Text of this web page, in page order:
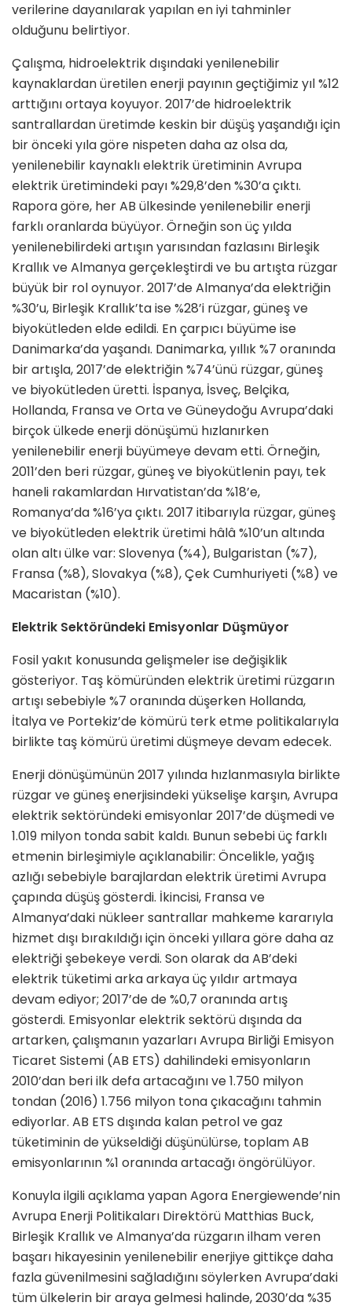
verilerine dayanılarak yapılan en iyi tahminler
olduğunu belirtiyor.
Çalışma, hidroelektrik dışındaki yenilenebilir
kaynaklardan üretilen enerji payının geçtiğimiz yıl %12
arttığını ortaya koyuyor. 2017’de hidroelektrik
santrallardan üretimde keskin bir düşüş yaşandığı için
bir önceki yıla göre nispeten daha az olsa da,
yenilenebilir kaynaklı elektrik üretiminin Avrupa
elektrik üretimindeki payı %29,8’den %30’a çıktı.
Rapora göre, her AB ülkesinde yenilenebilir enerji
farklı oranlarda büyüyor. Örneğin son üç yılda
yenilenebilirdeki artışın yarısından fazlasını Birleşik
Krallık ve Almanya gerçekleştirdi ve bu artışta rüzgar
büyük bir rol oynuyor. 2017’de Almanya’da elektriğin
%30’u, Birleşik Krallık’ta ise %28’i rüzgar, güneş ve
biyokütleden elde edildi. En çarpıcı büyüme ise
Danimarka’da yaşandı. Danimarka, yıllık %7 oranında
bir artışla, 2017’de elektriğin %74’ünü rüzgar, güneş
ve biyokütleden üretti. İspanya, İsveç, Belçika,
Hollanda, Fransa ve Orta ve Güneydoğu Avrupa’daki
birçok ülkede enerji dönüşümü hızlanırken
yenilenebilir enerji büyümeye devam etti. Örneğin,
2011’den beri rüzgar, güneş ve biyokütlenin payı, tek
haneli rakamlardan Hırvatistan’da %18’e,
Romanya’da %16’ya çıktı. 2017 itibarıyla rüzgar, güneş
ve biyokütleden elektrik üretimi hâlâ %10’un altında
olan altı ülke var: Slovenya (%4), Bulgaristan (%7),
Fransa (%8), Slovakya (%8), Çek Cumhuriyeti (%8) ve
Macaristan (%10).
Elektrik Sektöründeki Emisyonlar Düşmüyor
Fosil yakıt konusunda gelişmeler ise değişiklik
gösteriyor. Taş kömüründen elektrik üretimi rüzgarın
artışı sebebiyle %7 oranında düşerken Hollanda,
İtalya ve Portekiz’de kömürü terk etme politikalarıyla
birlikte taş kömürü üretimi düşmeye devam edecek.
Enerji dönüşümünün 2017 yılında hızlanmasıyla birlikte
rüzgar ve güneş enerjisindeki yükselişe karşın, Avrupa
elektrik sektöründeki emisyonlar 2017’de düşmedi ve
1.019 milyon tonda sabit kaldı. Bunun sebebi üç farklı
etmenin birleşimiyle açıklanabilir: Öncelikle, yağış
azlığı sebebiyle barajlardan elektrik üretimi Avrupa
çapında düşüş gösterdi. İkincisi, Fransa ve
Almanya’daki nükleer santrallar mahkeme kararıyla
hizmet dışı bırakıldığı için önceki yıllara göre daha az
elektriği şebekeye verdi. Son olarak da AB’deki
elektrik tüketimi arka arkaya üç yıldır artmaya
devam ediyor; 2017’de de %0,7 oranında artış
gösterdi. Emisyonlar elektrik sektörü dışında da
artarken, çalışmanın yazarları Avrupa Birliği Emisyon
Ticaret Sistemi (AB ETS) dahilindeki emisyonların
2010’dan beri ilk defa artacağını ve 1.750 milyon
tondan (2016) 1.756 milyon tona çıkacağını tahmin
ediyorlar. AB ETS dışında kalan petrol ve gaz
tüketiminin de yükseldiği düşünülürse, toplam AB
emisyonlarının %1 oranında artacağı öngörülüyor.
Konuyla ilgili açıklama yapan Agora Energiewende’nin
Avrupa Enerji Politikaları Direktörü Matthias Buck,
Birleşik Krallık ve Almanya’da rüzgarın ilham veren
başarı hikayesinin yenilenebilir enerjiye gittikçe daha
fazla güvenilmesini sağladığını söylerken Avrupa’daki
tüm ülkelerin bir araya gelmesi halinde, 2030’da %35